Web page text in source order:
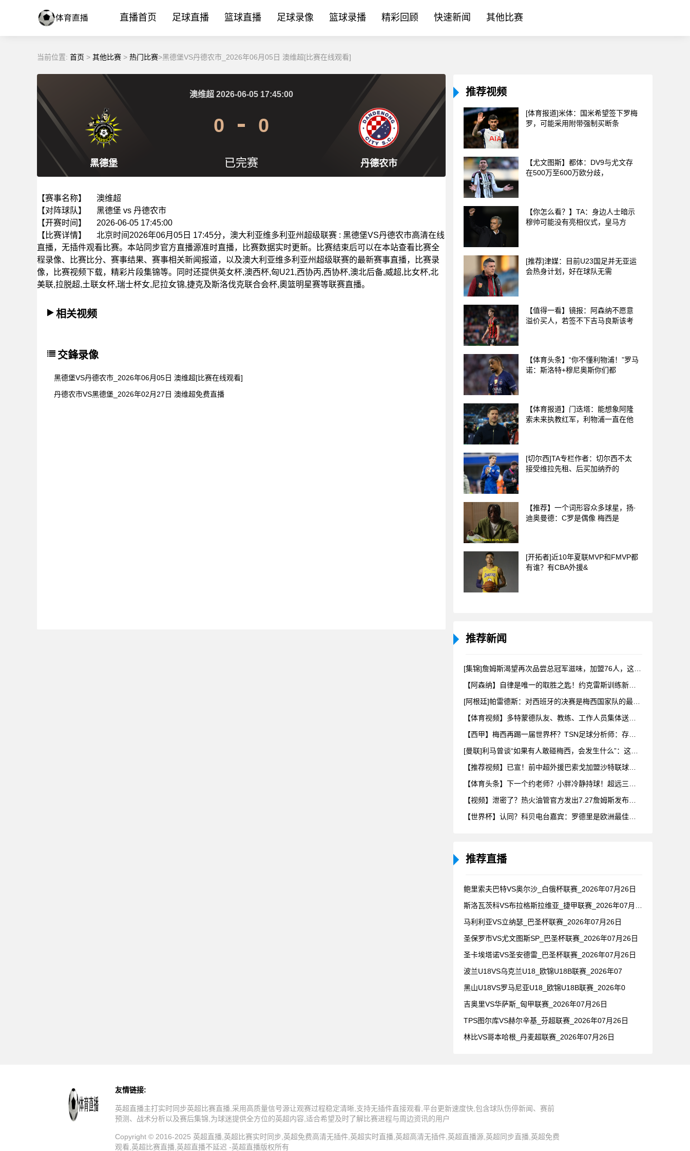
直播首页 足球直播 篮球直播 足球录像 篮球录播 精彩回顾 快速新闻 其他比赛
当前位置: 首页 > 其他比赛 > 热门比赛>黑德堡VS丹德农市_2026年06月05日 澳维超[比赛在线观看]
黑德堡 丹德农市
澳维超 2026-06-05 17:45:00
0 0
已完赛
【赛事名称】
澳维超
【对阵球队】
黑德堡 vs 丹德农市
【开赛时间】
2026-06-05 17:45:00
【比赛详情】
北京时间2026年06月05日 17:45分，澳大利亚维多利亚州超级联赛 : 黑德堡VS丹德农市高清在线
直播，无插件观看比赛。本站同步官方直播源准时直播，比赛数据实时更新。比赛结束后可以在本站查看比赛全
程录像、比赛比分、赛事结果、赛事相关新闻报道，以及澳大利亚维多利亚州超级联赛的最新赛事直播，比赛录
像，比赛视频下载，精彩片段集锦等。同时还提供英女杯,澳西杯,匈U21,西协丙,西协杯,澳北后备,威超,比女杯,北
美联,拉脱超,土联女杯,瑞士杯女,尼拉女锦,捷克及斯洛伐克联合会杯,奧篮明星赛等联赛直播。
相关视频
交鋒录像
黑德堡VS丹德农市_2026年06月05日 澳维超[比赛在线观看]
丹德农市VS黑德堡_2026年02月27日 澳维超免费直播
推荐视频
[体育报道]米体：国米希望签下罗梅
罗，可能采用附带强制买断条
【尤文图斯】都体：DV9与尤文存
在500万至600万欧分歧，
【你怎么看？】TA：身边人士暗示
穆帅可能没有亮相仪式，皇马方
[推荐]津媒：目前U23国足并无亚运
会热身计划，好在球队无需
【值得一看】镜报：阿森纳不愿意
溢价买人，若签不下吉马良斯该考
【体育头条】“你不懂利物浦！”罗马
诺：斯洛特+穆尼奥斯你们都
【体育报道】门迭塔：能想象阿隆
索未来执教红军，利物浦一直在他
[切尔西]TA专栏作者：切尔西不太
接受维拉先租、后买加纳乔的
【推荐】一个词形容众多球星，扬·
迪奥曼德：C罗是偶像 梅西是
[开拓者]近10年夏联MVP和FMVP都
有谁？有CBA外援&
推荐新闻
推荐直播
鲍里索夫巴特VS奥尔沙_白俄杯联赛_2026年07月26日
马利利亚VS立纳瑟_巴圣杯联赛_2026年07月26日
圣保罗市VS尤文图斯SP_巴圣杯联赛_2026年07月26日
圣卡埃塔诺VS圣安德雷_巴圣杯联赛_2026年07月26日
波兰U18VS乌克兰U18_欧锦U18B联赛_2026年07
黑山U18VS罗马尼亚U18_欧锦U18B联赛_2026年0
吉奥里VS华萨斯_匈甲联赛_2026年07月26日
TPS图尔库VS赫尔辛基_芬超联赛_2026年07月26日
林比VS哥本哈根_丹麦超联赛_2026年07月26日
友情链接:
英超直播主打实时同步英超比赛直播,采用高质量信号源让观赛过程稳定清晰,支持无插件直接观看,平台更新速度快,包含球队伤停新闻、赛前
预测、战术分析以及赛后集锦,为球迷提供全方位的英超内容,适合希望及时了解比赛进程与周边资讯的用户
Copyright © 2016-2025 英超直播,英超比赛实时同步,英超免费高清无插件,英超实时直播,英超高清无插件,英超直播源,英超同步直播,英超免费
观看,英超比赛直播,英超直播不延迟 -英超直播版权所有